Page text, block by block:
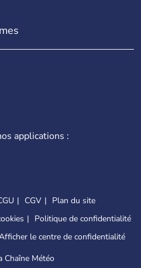
applications :
CGV
Plan du site
Politique de confidentialité
le centre de confidentialité
Chaîne Météo